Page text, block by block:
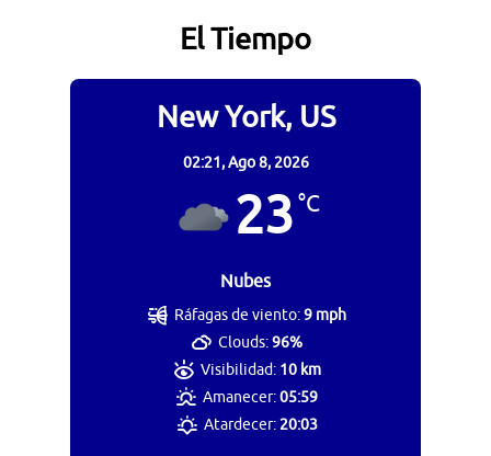
El Tiempo
New York, US
02:21,Ago 8, 2026
23°C
Nubes
Ráfagas de viento:9 mph
Clouds:96%
Visibilidad: 10 km
Amanecer:05:59
Atardecer:20:03